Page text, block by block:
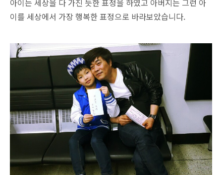
아이는 세상을 다 가진 듯한 표정을 하였고 아버지는 그런 아
이를 세상에서 가장 행복한 표정으로 바라보았습니다.